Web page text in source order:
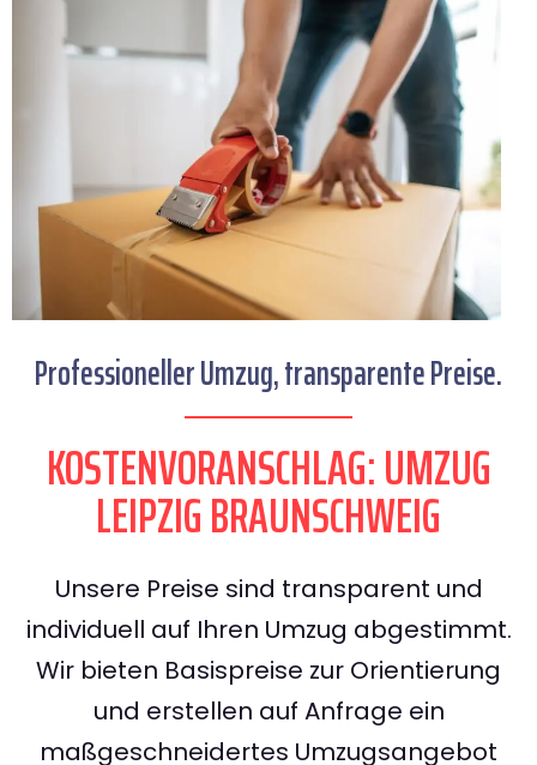
Professioneller Umzug, transparente Preise.
KOSTENVORANSCHLAG: UMZUG
LEIPZIG BRAUNSCHWEIG
Unsere Preise sind transparent und
individuell auf Ihren Umzug abgestimmt.
Wir bieten Basispreise zur Orientierung
und erstellen auf Anfrage ein
maßgeschneidertes Umzugsangebot